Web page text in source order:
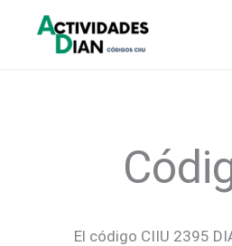
contenido
El código CIIU 2395